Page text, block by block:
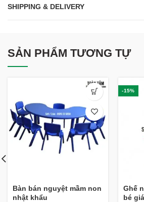
SHIPPING & DELIVERY
SẢN PHẨM TƯƠNG TỰ
Bàn bán nguyệt mầm non
nhật khẩu
-15%
Ghế
bé